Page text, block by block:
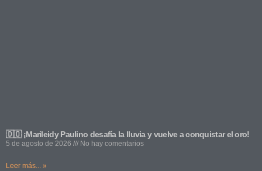
🇩🇴 ¡Marileidy Paulino desafía la lluvia y vuelve a conquistar el oro!
5 de agosto de 2026 No hay comentarios
Leer más... »